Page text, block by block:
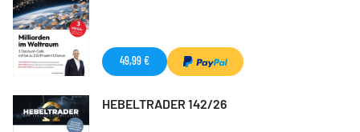
49,99 €
HEBELTRADER 142/26